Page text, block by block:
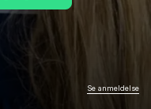
Se anmeldelse